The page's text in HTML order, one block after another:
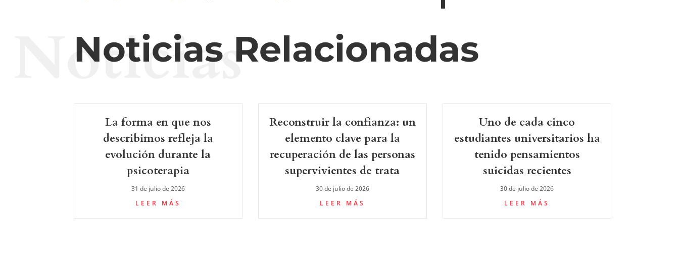
Noticias Relacionadas
Noticias
La forma en que nos
describimos refleja la
evolución durante la
psicoterapia
31 de julio de 2026
LEER MÁS
Reconstruir la confianza: un
elemento clave para la
recuperación de las personas
supervivientes de trata
30 de julio de 2026
LEER MÁS
Uno de cada cinco
estudiantes universitarios ha
tenido pensamientos
suicidas recientes
30 de julio de 2026
LEER MÁS